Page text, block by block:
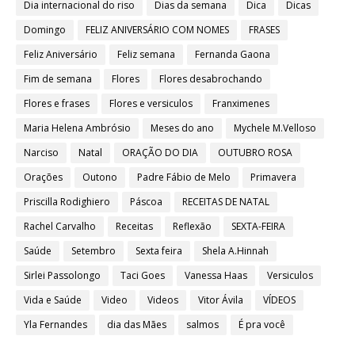
Dia internacional do riso
Dias da semana Dica
Dicas
Domingo
FELIZ ANIVERSÁRIO COM NOMES
FRASES
Feliz Aniversário
Feliz semana
Fernanda Gaona
Fim de semana
Flores
Flores desabrochando
Flores e frases
Flores e versiculos
Franximenes
Maria Helena Ambrósio
Meses do ano
Mychele M.Velloso
Narciso
Natal ORAÇÃO DO DIA
OUTUBRO ROSA
Orações
Outono Padre Fábio de Melo
Primavera
Priscilla Rodighiero
Páscoa
RECEITAS DE NATAL
Rachel Carvalho
Receitas Reflexão
SEXTA-FEIRA
Saúde
Setembro Sexta feira
Shela A.Hinnah
Sirlei Passolongo
Taci Goes Vanessa Haas
Versiculos
Vida e Saúde
Video Videos Vitor Ávila
VÍDEOS
Yla Fernandes
dia das Mães salmos É pra você